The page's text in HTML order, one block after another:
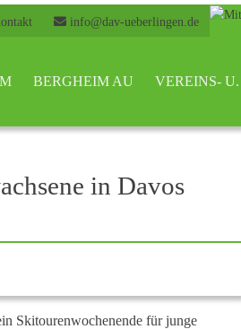
info@dav-ueberlingen.de
BERGHEIM AU VEREINS-
in Davos
Skitourenwochenende für junge